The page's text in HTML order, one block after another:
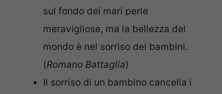
sul fondo dei mari perle
meravigliose, ma la bellezza del
mondo è nel sorriso dei bambini.
(Romano Battaglia)
Il sorriso di un bambino cancella i